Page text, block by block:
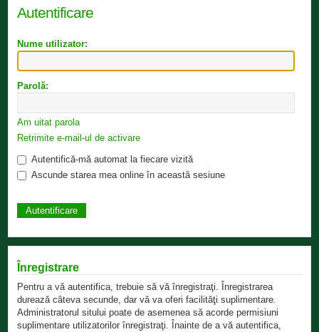
Autentificare
Nume utilizator:
Parolă:
Am uitat parola
Retrimite e-mail-ul de activare
Autentifică-mă automat la fiecare vizită
Ascunde starea mea online în această sesiune
Înregistrare
Pentru a vă autentifica, trebuie să vă înregistraţi. Înregistrarea
durează câteva secunde, dar vă va oferi facilităţi suplimentare.
Administratorul sitului poate de asemenea să acorde permisiuni
suplimentare utilizatorilor înregistraţi. Înainte de a vă autentifica,